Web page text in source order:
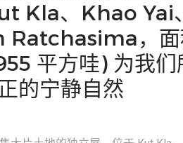
Kla、Khao Yai
，面
平方哇) 为我们
的宁静自然